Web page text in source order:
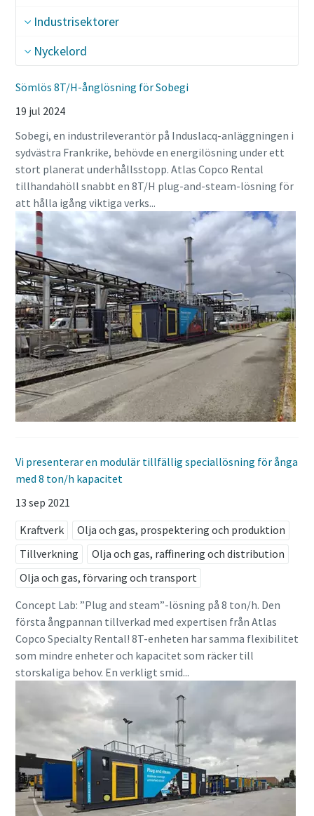
Industrisektorer
Nyckelord
Sömlös 8T/H-ånglösning för Sobegi
19 jul 2024
Sobegi, en industrileverantör på Induslacq-anläggningen i
sydvästra Frankrike, behövde en energilösning under ett
stort planerat underhållsstopp. Atlas Copco Rental
tillhandahöll snabbt en 8T/H plug-and-steam-lösning för
att hålla igång viktiga verks...
Vi presenterar en modulär tillfällig speciallösning för ånga
med 8 ton/h kapacitet
13 sep 2021
Kraftverk
Olja och gas, prospektering och produktion
Tillverkning
Olja och gas, raffinering och distribution
Olja och gas, förvaring och transport
Concept Lab: ”Plug and steam”-lösning på 8 ton/h. Den
första ångpannan tillverkad med expertisen från Atlas
Copco Specialty Rental! 8T-enheten har samma flexibilitet
som mindre enheter och kapacitet som räcker till
storskaliga behov. En verkligt smid...